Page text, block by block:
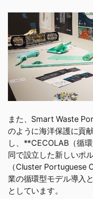
また、Smart Waste
のように海洋保護に貢
し、**CECOLAB（循
同で設立した新しいポ
（Cluster Portuguese
業の循環型モデル導入
としています。